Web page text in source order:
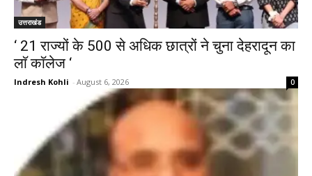
उत्तराखंड
‘ 21 राज्यों के 500 से अधिक छात्रों ने चुना देहरादून का
लाॅ काॅलेज ‘
Indresh Kohli - August 6, 2026 0